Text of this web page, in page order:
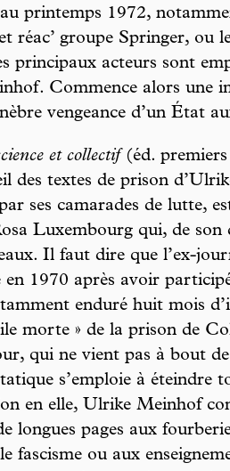
printemps 1972,
réac’ groupe Springer, ou
principaux acteurs sont
Commence alors une
vengeance d’un État
et collectif(éd. premiers
des textes de prison
ses camarades de lutte,
Luxembourg qui, de son
Il faut dire que l’ex-
en 1970 après avoir
enduré huit mois
morte » de la prison de
qui ne vient pas à bout
s’emploie à éteindre
en elle, Ulrike Meinhof
longues pages aux
fascisme ou aux